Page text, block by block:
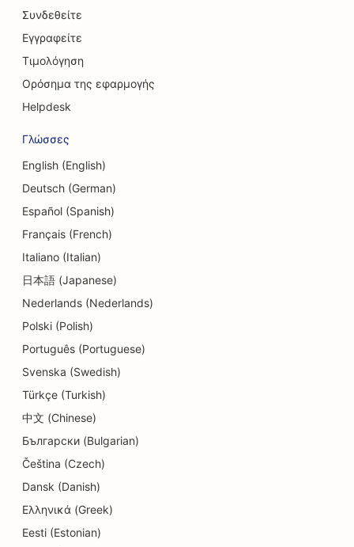
SEO για Πιστωτικά Σωματεία
SEO για εταιρείες συμβούλων
SEO για Delis
SEO για υπηρεσίες ανταλλαγής νομισμάτων
SEO για στούντιο χορού
SEO για υπηρεσίες δερμοαπόξεσης
SEO για κέντρα ημερήσιας φροντίδας
SEO για οδοντιατρικές κλινικές
SEO για καταστήματα λεπτομερειών
SEO για Diners
SEO για υπηρεσίες εκπαίδευσης και παιδικής
φροντίδας
SEO για καταστήματα Donut
SEO για στεγνοκαθαριστήρια
Συνδεθείτε
Εγγραφείτε
Τιμολόγηση
Ορόσημα της εφαρμογής
Helpdesk
Γλώσσες
English (English)
Deutsch (German)
Español (Spanish)
Français (French)
Italiano (Italian)
日本語 (Japanese)
Nederlands (Nederlands)
Polski (Polish)
Português (Portuguese)
Svenska (Swedish)
Türkçe (Turkish)
中文 (Chinese)
Български (Bulgarian)
Čeština (Czech)
Dansk (Danish)
Ελληνικά (Greek)
Eesti (Estonian)